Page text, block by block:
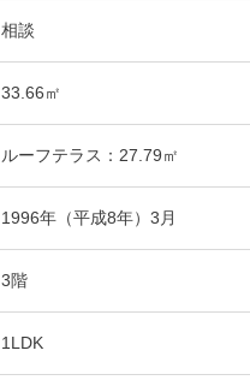
相談
33.66㎡
ルーフテラス：27.79㎡
1996年（平成8年）3月
3階
1LDK